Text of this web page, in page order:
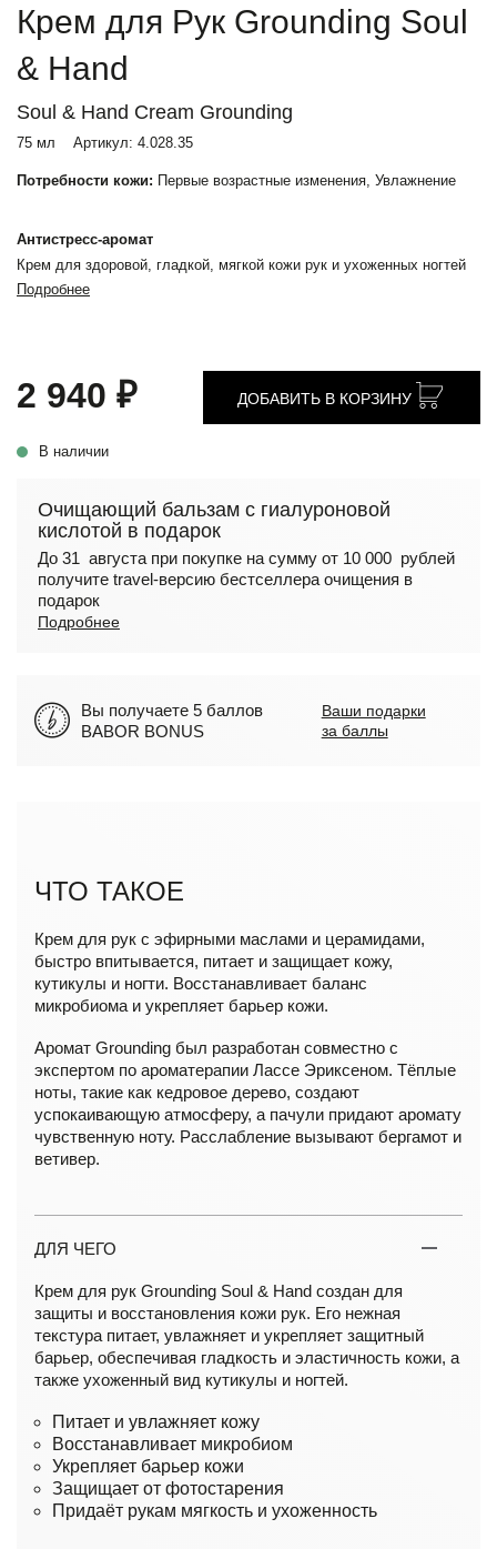
Крем для Рук Grounding Soul
& Hand
Soul & Hand Cream Grounding
75 мл Артикул: 4.028.35
Потребности кожи: Первые возрастные изменения, Увлажнение
Антистресс-аромат
Крем для здоровой, гладкой, мягкой кожи рук и ухоженных ногтей
Подробнее
2 940 ₽
В наличии
ДОБАВИТЬ В КОРЗИНУ
Очищающий бальзам с гиалуроновой
кислотой в подарок
До 31 августа при покупке на сумму от 10 000 рублей
получите travel-версию бестселлера очищения в
подарок
Подробнее
Вы получаете 5 баллов
BABOR BONUS
Ваши подарки
за баллы
ЧТО ТАКОЕ
Крем для рук с эфирными маслами и церамидами,
быстро впитывается, питает и защищает кожу,
кутикулы и ногти. Восстанавливает баланс
микробиома и укрепляет барьер кожи.
Аромат Grounding был разработан совместно с
экспертом по ароматерапии Лассе Эриксеном. Тёплые
ноты, такие как кедровое дерево, создают
успокаивающую атмосферу, а пачули придают аромату
чувственную ноту. Расслабление вызывают бергамот и
ветивер.
ДЛЯ ЧЕГО
Крем для рук Grounding Soul & Hand создан для
защиты и восстановления кожи рук. Его нежная
текстура питает, увлажняет и укрепляет защитный
барьер, обеспечивая гладкость и эластичность кожи, а
также ухоженный вид кутикулы и ногтей.
Питает и увлажняет кожу
Восстанавливает микробиом
Укрепляет барьер кожи
Защищает от фотостарения
Придаёт рукам мягкость и ухоженность